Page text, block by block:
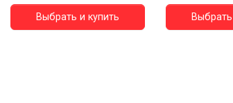
Выбрать и купить